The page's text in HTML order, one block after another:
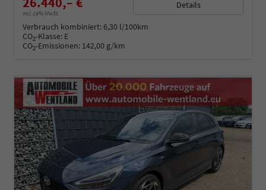
incl. 19% MwSt.
Details
Verbrauch kombiniert:6,30 l/100km
CO2-Klasse: E
CO2-Emissionen: 142,00 g/km